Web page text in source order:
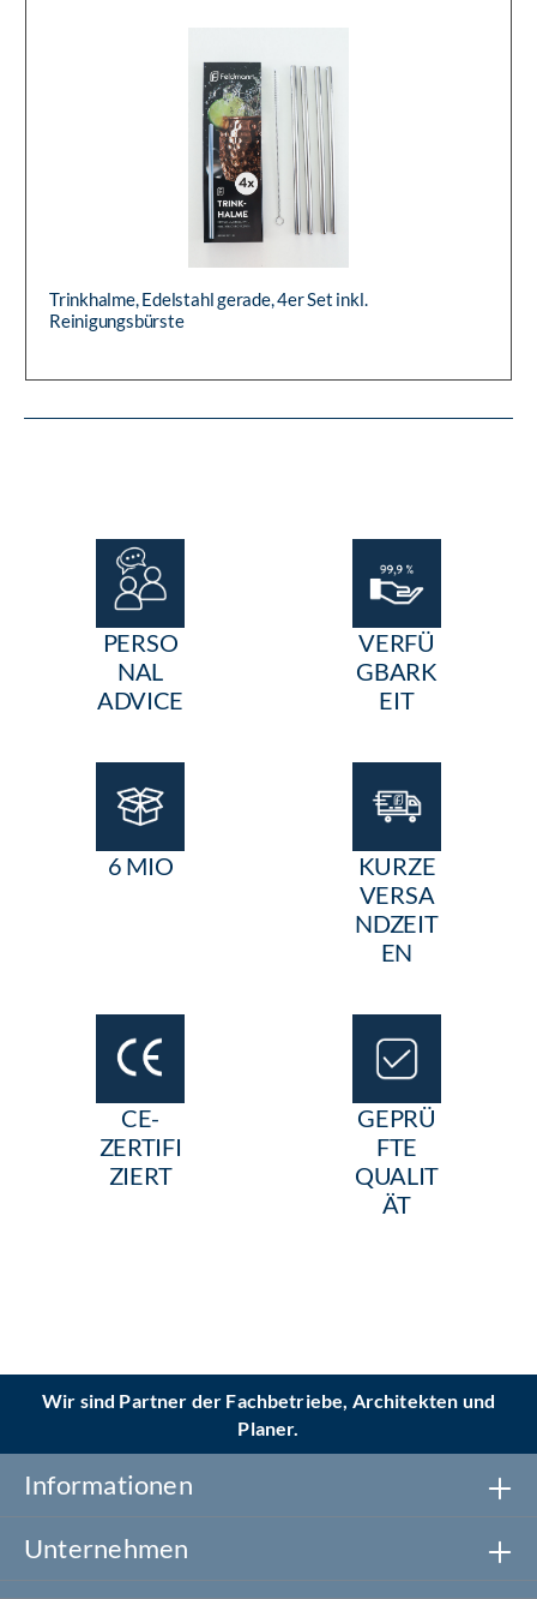
Trinkhalme, Edelstahl gerade, 4er Set inkl.
Reinigungsbürste
PERSO
NAL
ADVICE
VERFÜ
GBARK
EIT
6 MIO
KURZE
VERSA
NDZEIT
EN
CE-
ZERTIFI
ZIERT
GEPRÜ
FTE
QUALIT
ÄT
Wir sind Partner der Fachbetriebe, Architekten und
Planer.
Informationen
Unternehmen